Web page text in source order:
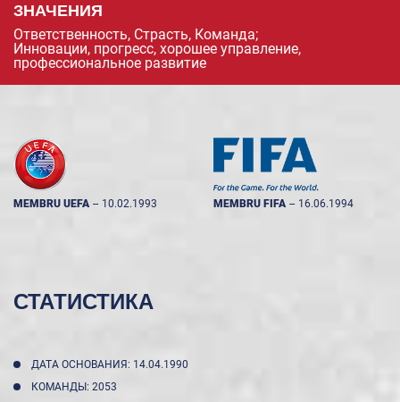
ЗНАЧЕНИЯ
Ответственность, Страсть, Команда;
Инновации, прогресс, хорошее управление,
профессиональное развитие
MEMBRU UEFA -- 10.02.1993 MEMBRU FIFA -- 16.06.1994
СТАТИСТИКА
ДАТА ОСНОВАНИЯ: 14.04.1990
КОМАНДЫ: 2053